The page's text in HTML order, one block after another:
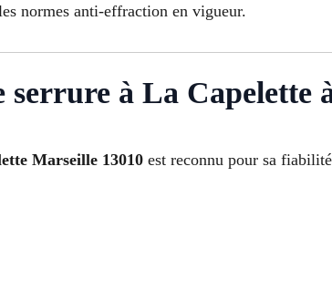
normes anti-effraction en vigueur.
serrure à La Capelette
Marseille 13010 est reconnu pour sa